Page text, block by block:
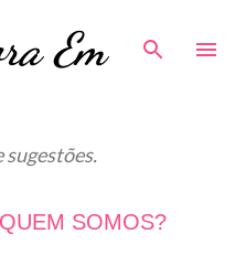
principal
Em
sugestões.
QUEM SOMOS?